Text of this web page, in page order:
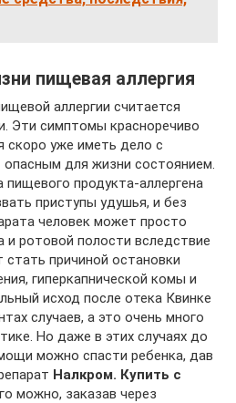
пищевая аллергия
аллергии считается
Эти симптомы красноречиво
скоро уже иметь дело с
для жизни состоянием.
продукта-аллергена
приступы удушья, и без
человек может просто
и ротовой полости вследствие
стать причиной остановки
гиперкапнической комы и
исход после отека Квинке
случаев, а это очень много
Но даже в этих случаях до
можно спасти ребенка, дав
Налкром. Купить с
можно, заказав через